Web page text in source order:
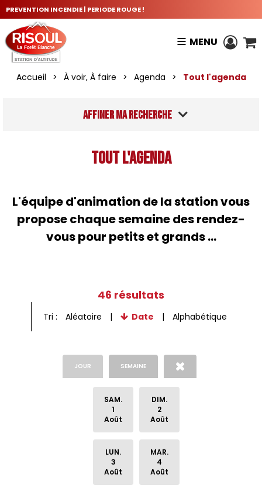
PREVENTION INCENDIE | PERIODE ROUGE !
MENU
Accueil > À voir, À faire > Agenda > Tout l'agenda
Affiner ma recherche
Tout l'agenda
L'équipe d'animation de la station vous
propose chaque semaine des rendez-
vous pour petits et grands ...
46 résultats
Tri : Aléatoire Date Alphabétique
JOUR SEMAINE
SAM.
1
Août
DIM.
2
Août
LUN.
3
Août
MAR.
4
Août